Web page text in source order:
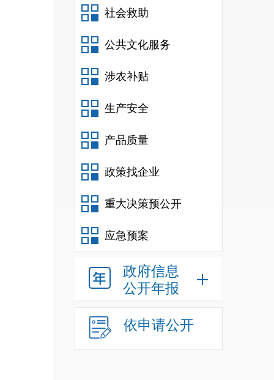
社会救助
公共文化服务
涉农补贴
生产安全
产品质量
政策找企业
重大决策预公开
应急预案
政府信息
公开年报
依申请公开